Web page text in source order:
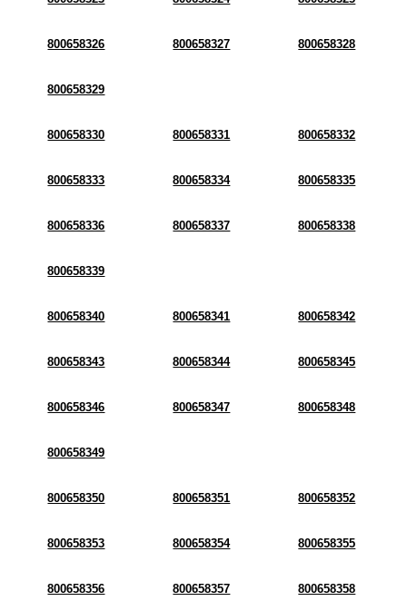
800658326 800658327 800658328
800658329
800658330 800658331 800658332
800658333 800658334 800658335
800658336 800658337 800658338
800658339
800658340 800658341 800658342
800658343 800658344 800658345
800658346 800658347 800658348
800658349
800658350 800658351 800658352
800658353 800658354 800658355
800658356 800658357 800658358